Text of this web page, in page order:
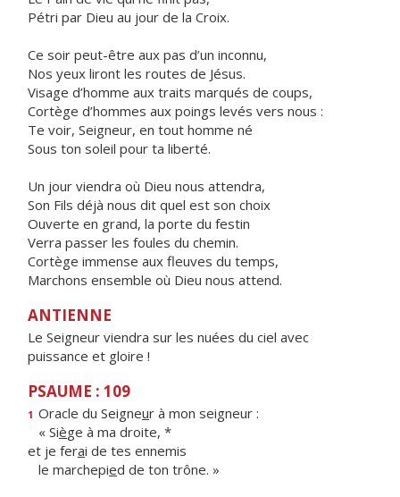
Pétri par Dieu au jour de la Croix.
Ce soir peut-être aux pas d’un inconnu,
Nos yeux liront les routes de Jésus.
Visage d’homme aux traits marqués de coups,
Cortège d’hommes aux poings levés vers nous :
Te voir, Seigneur, en tout homme né
Sous ton soleil pour ta liberté.
Un jour viendra où Dieu nous attendra,
Son Fils déjà nous dit quel est son choix
Ouverte en grand, la porte du festin
Verra passer les foules du chemin.
Cortège immense aux fleuves du temps,
Marchons ensemble où Dieu nous attend.
ANTIENNE
Le Seigneur viendra sur les nuées du ciel avec
puissance et gloire !
PSAUME : 109
1 Oracle du Seigneur à mon seigneur :
« Siège à ma droite, *
et je ferai de tes ennemis
le marchepied de ton trône. »